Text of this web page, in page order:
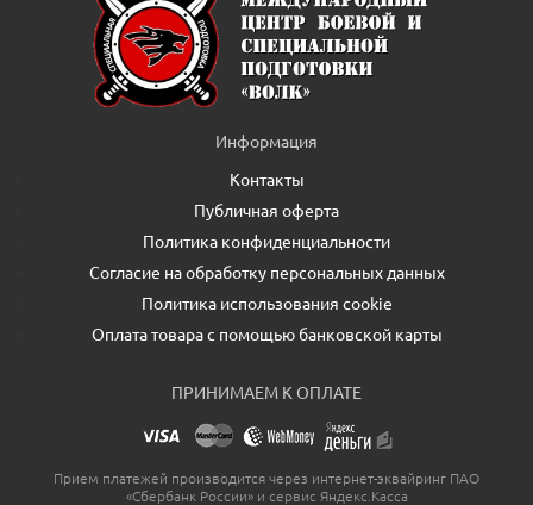
Информация
Контакты
Публичная оферта
Политика конфиденциальности
Согласие на обработку персональных данных
Политика использования cookie
Оплата товара с помощью банковской карты
ПРИНИМАЕМ К ОПЛАТЕ
Прием платежей производится через интернет-эквайринг ПАО
«Сбербанк России» и сервис Яндекс.Касса